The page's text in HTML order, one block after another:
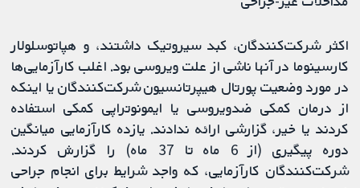
اکثر شرکت‌کنندگان، کبد سیروتیک داشتند، و هپاتوسلولار
کارسینوما در آنها ناشی از علت ویروسی بود. اغلب کارآزمایی‌ها
در مورد وضعیت پورتال هیپرتانسیون شرکت‌کنندگان یا اینکه
از درمان کمکی ضدویروسی یا ایمونوتراپی کمکی استفاده
کردند یا خیر، گزارشی ارائه ندادند. یازده کارآزمایی میانگین
دوره پیگیری (از 6 ماه تا 37 ماه) را گزارش کردند.
شرکت‌کنندگان کارآزمایی، که واجد شرایط برای انجام جراحی